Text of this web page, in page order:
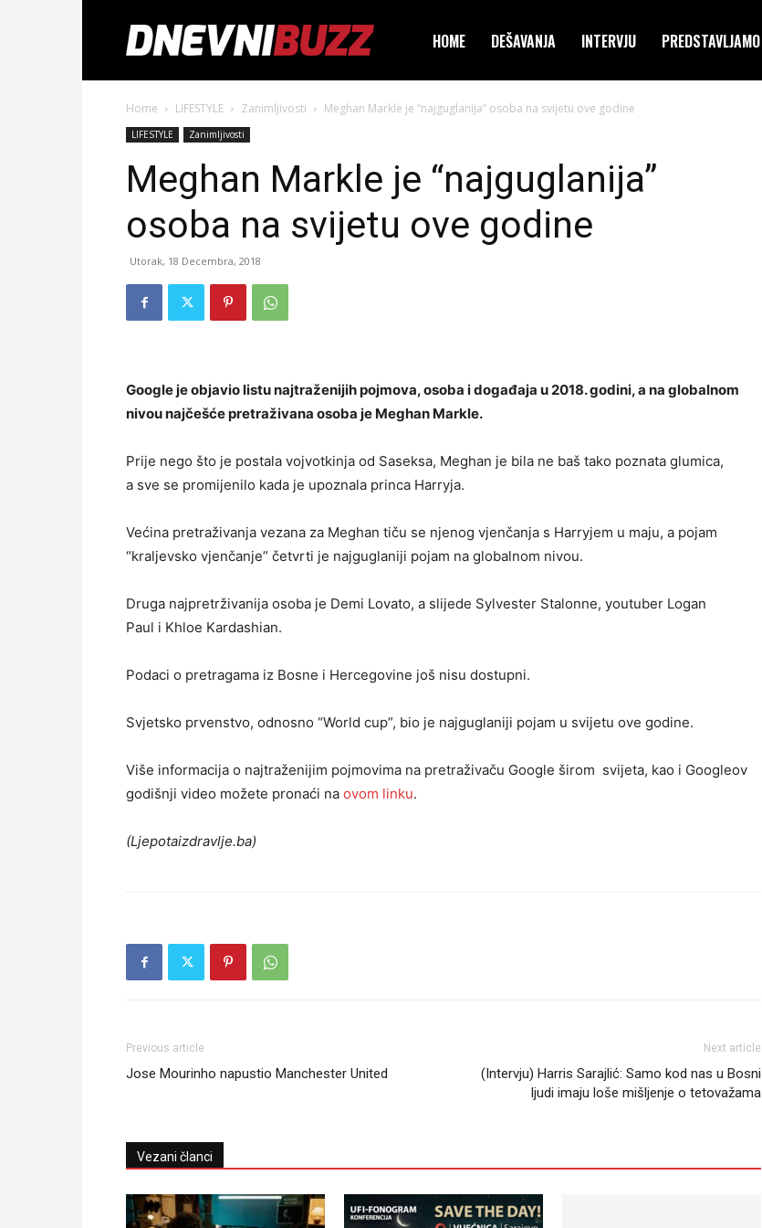
HOME DEŠAVANJA INTERVJU PREDSTAVLJAMO
Home LIFESTYLE Zanimljivosti Meghan Markle je “najguglanija” osoba na svijetu ove godine
LIFESTYLE Zanimljivosti
Meghan Markle je “najguglanija”
osoba na svijetu ove godine
Utorak, 18 Decembra, 2018
Google je objavio listu najtraženijih pojmova, osoba i događaja u 2018. godini, a na globalnom
nivou najčešće pretraživana osoba je Meghan Markle.
Prije nego što je postala vojvotkinja od Saseksa, Meghan je bila ne baš tako poznata glumica,
a sve se promijenilo kada je upoznala princa Harryja.
Većina pretraživanja vezana za Meghan tiču se njenog vjenčanja s Harryjem u maju, a pojam
“kraljevsko vjenčanje” četvrti je najguglaniji pojam na globalnom nivou.
Druga najpretrživanija osoba je Demi Lovato, a slijede Sylvester Stalonne, youtuber Logan
Paul i Khloe Kardashian.
Podaci o pretragama iz Bosne i Hercegovine još nisu dostupni.
Svjetsko prvenstvo, odnosno “World cup”, bio je najguglaniji pojam u svijetu ove godine.
Više informacija o najtraženijim pojmovima na pretraživaču Google širom svijeta, kao i Googleov
godišnji video možete pronaći na ovom linku.
(Ljepotaizdravlje.ba)
Previous article
Jose Mourinho napustio Manchester United
Next article
(Intervju) Harris Sarajlić: Samo kod nas u Bosni
ljudi imaju loše mišljenje o tetovažama
Vezani članci